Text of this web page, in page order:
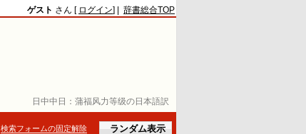
日中中日： 蒲福风力等级の日本語訳
ゲスト さん [ ログイン] | 辞書総合TOP
検索フォームの固定解除